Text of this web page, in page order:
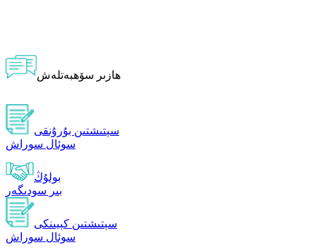
ھازىر سۆھبەتلەش
سېتىشتىن بۇرۇنقى
سوئال سوراش
بولۇڭ
بىر سودىگەر
سېتىشتىن كېيىنكى
سوئال سوراش